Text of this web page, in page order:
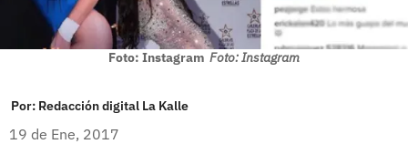
Foto: Instagram Foto: Instagram
Por: Redacción digital La Kalle
19 de Ene, 2017